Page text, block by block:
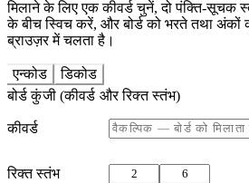
मिलाने के लिए एक कीवर्ड चुनें, दो पंक्ति-सूचक
के बीच स्विच करें, और बोर्ड को भरते तथा
ब्राउज़र में चलता है।
एन्कोड
डिकोड
बोर्ड कुंजी (कीवर्ड और रिक्त स्तंभ)
कीवर्ड
रिक्त स्तंभ